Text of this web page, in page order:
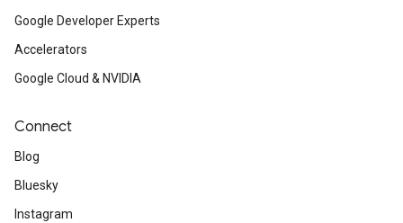
Google Developer Experts
Accelerators
Google Cloud & NVIDIA
Connect
Blog
Bluesky
Instagram